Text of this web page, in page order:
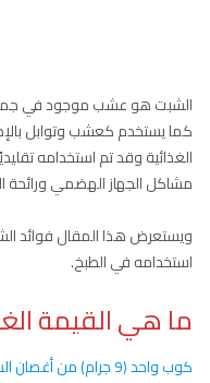
الشبت هو عشب موجود في جميع
كما يستخدم كعشب وتوابل
الغذائية وقد تم استخدامه
مشاكل الجهاز الهضمي ورائحة
ويستعرض هذا المقال فوائد
استخدامه في الطبخ.
ما هي القيمة
كوب واحد (9 جرام) من أغصان الشبت الطازج يوفر حوالي: